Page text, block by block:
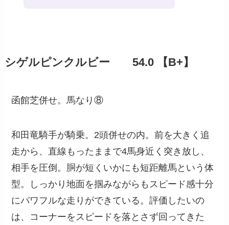
シゲルピンクルビー 54.0 【B+】
函館芝併せ。馬なり⑧
和田竜騎手が騎乗。2頭併せの内。前を大きく追
走から、直線もったままで4馬身近く突き放し、
相手を圧倒。胴が短くいかにも短距離馬という体
型。しっかり地面を掴みながらもスピード感十分
にパワフルな走りができている。評価したいの
は、コーナーをスピードを落とさず回ってきた